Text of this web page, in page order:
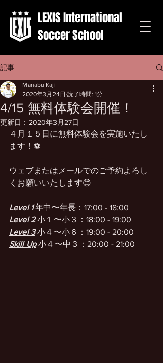
LEXIS International
Soccer School
記事
4/15 無料体験会開催！
Manabu Kaji
2020年3月24日 読了時間: 1分
更新日： 2020年3月27日
４月１５日に無料体験会を実施いたし
ます！⚽️
ウェブまたはメールでのご予約よろし
くお願いいたします😊
Level 1 年中〜年長：17:00 - 18:00
Level 2 小１〜小３：18:00 - 19:00
Level 3 小４〜小６：19:00 - 20:00
Skill Up 小４〜中３：20:00 - 21:00